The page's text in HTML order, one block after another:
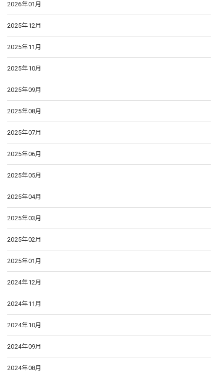
2026年01月
2025年12月
2025年11月
2025年10月
2025年09月
2025年08月
2025年07月
2025年06月
2025年05月
2025年04月
2025年03月
2025年02月
2025年01月
2024年12月
2024年11月
2024年10月
2024年09月
2024年08月